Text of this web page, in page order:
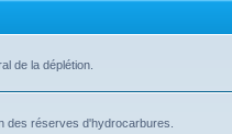
de la déplétion.
des réserves d'hydrocarbures.